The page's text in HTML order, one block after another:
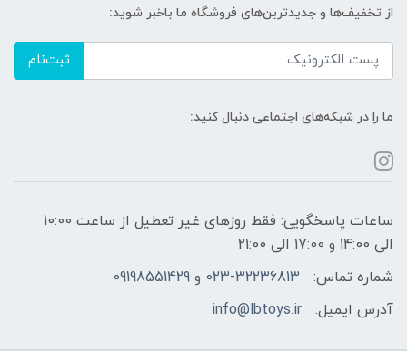
از تخفیف‌ها و جدیدترین‌های فروشگاه ما باخبر شوید:
ثبت‌نام
ما را در شبکه‌های اجتماعی دنبال کنید:
ساعات پاسخگویی: فقط روزهای غیر تعطیل از ساعت 10:00
الی 14:00 و 17:00 الی 21:00
شماره تماس:
023-32236813 و 09198551429
آدرس ایمیل:
info@lbtoys.ir